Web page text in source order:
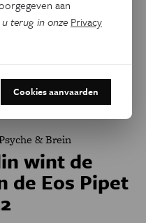
& Brein
wint de
de Eos Pipet
aan
terug in onze Privacy
Cookies aanvaarden